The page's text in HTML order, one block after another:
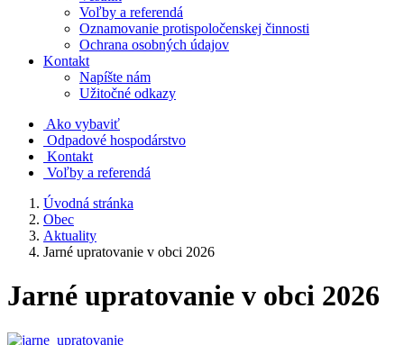
Voľby a referendá
Oznamovanie protispoločenskej činnosti
Ochrana osobných údajov
Kontakt
Napíšte nám
Užitočné odkazy
Ako vybaviť
Odpadové hospodárstvo
Kontakt
Voľby a referendá
Úvodná stránka
Obec
Aktuality
Jarné upratovanie v obci 2026
Jarné upratovanie v obci 2026